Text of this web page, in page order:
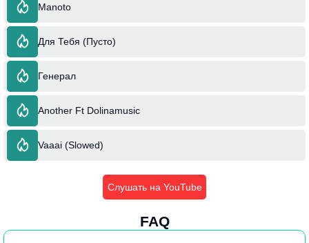
Manoto
Для Тебя (Пусто)
Генерал
Another Ft Dolinamusic
Vaaai (Slowed)
Слушать на YouTube
FAQ